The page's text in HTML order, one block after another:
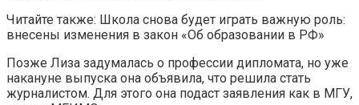
Читайте также: Школа снова будет играть важную роль:
внесены изменения в закон «Об образовании в РФ»
Позже Лиза задумалась о профессии дипломата, но уже
накануне выпуска она объявила, что решила стать
журналистом. Для этого она подаст заявления как в МГУ,